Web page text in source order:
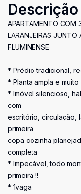
Descrição
APARTAMENTO COM
LARANJEIRAS JUNTO
FLUMINENSE
* Prédio tradicional,
* Planta ampla e
* Imóvel silencioso,
com
escritório, circulação,
primeira
copa cozinha
completa
* Impecável, todo
primeira !!
* 1vaga